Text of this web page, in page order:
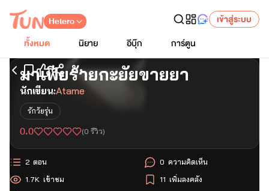
Hetero
เข้าสู่ระบบ
ทั้งหมด
นิยาย อีบุ๊ก การ์ตูน
เริ่มอ่านตอนแรก
มาเฟียร้ายกะยัยขายยา
นักเขียน:Atame
รักวัยรุ่น
0.0 (0 รีวิว)
ตอน
2
เข้าชม
1.7K
ความคิดเห็น
0
เพิ่มลงคลัง
11